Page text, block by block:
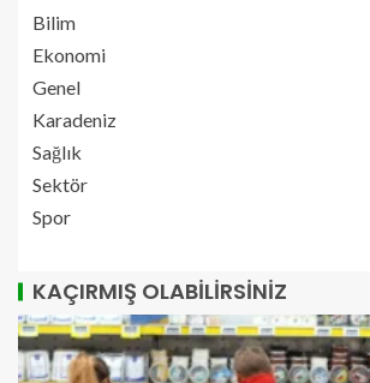
Bilim
Ekonomi
Genel
Karadeniz
Sağlık
Sektör
Spor
KAÇIRMIŞ OLABILIRSINIZ